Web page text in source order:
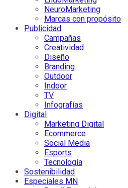
NeuroMarketing
Marcas con propósito
Publicidad
Campañas
Creatividad
Diseño
Branding
Outdoor
Indoor
TV
Infografías
Digital
Marketing Digital
Ecommerce
Social Media
Esports
Tecnología
Sostenibilidad
Especiales MN